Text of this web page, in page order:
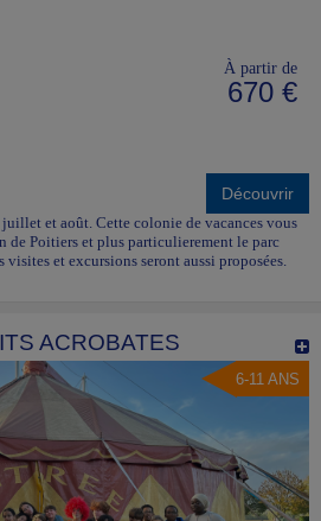
À partir de
670 €
Découvrir
et août. Cette colonie de vacances vous
de Poitiers et plus particulierement le parc
et excursions seront aussi proposées.
ACROBATES
6-11 ANS